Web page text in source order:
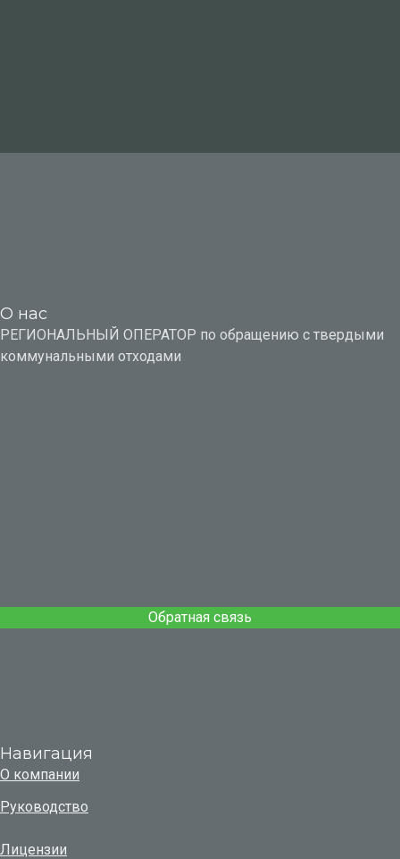
О нас
РЕГИОНАЛЬНЫЙ ОПЕРАТОР по обращению с твердыми
коммунальными отходами
Обратная связь
Навигация
О компании
Руководство
Лицензии